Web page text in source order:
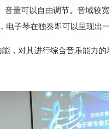
量可以自由调节。音域较
子琴在独奏即可以呈现出
，对其进行综合音乐能力